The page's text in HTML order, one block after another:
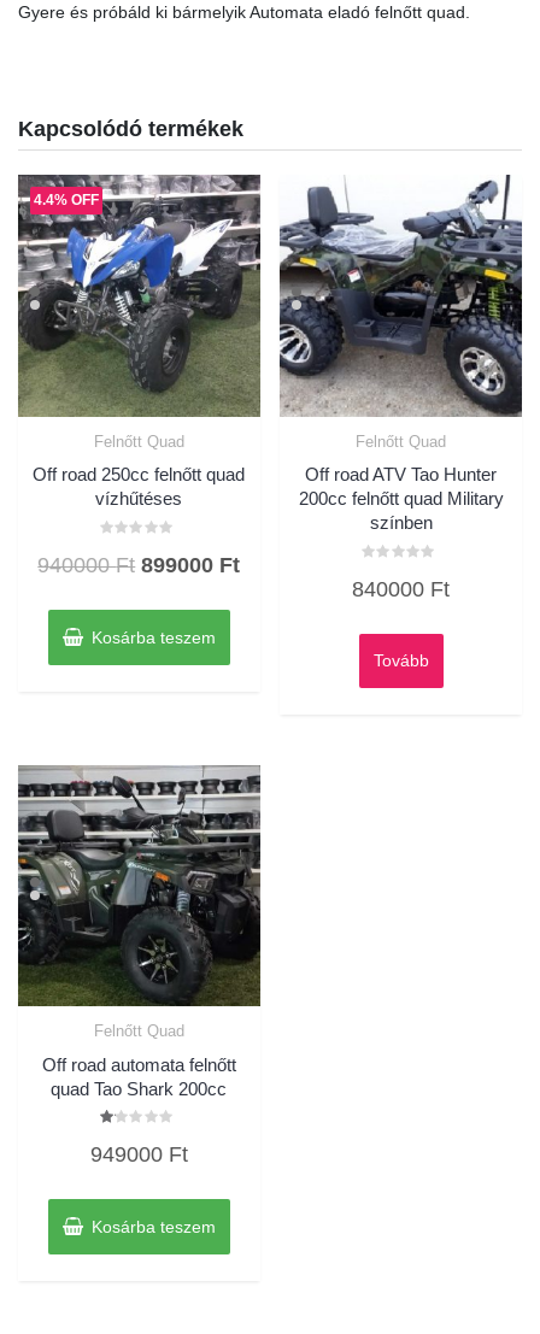
Gyere és próbáld ki bármelyik Automata eladó felnőtt quad.
Kapcsolódó termékek
4.4% OFF
Felnőtt Quad
Off road 250cc felnőtt quad
vízhűtéses
0
940000Ft Original
was:
940000 Ft.
899000 FtCurrent
Kosárba teszem
Felnőtt Quad
Off road ATV Tao Hunter
200cc felnőtt quad Military
színben
0
840000 Ft
Tovább
Felnőtt Quad
Off road automata felnőtt
quad Tao Shark 200cc
1.00
949000 Ft
Kosárba teszem